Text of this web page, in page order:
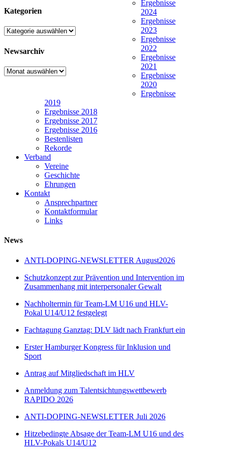
Kategorien
Kategorien
Newsarchiv
Newsarchiv
Ergebnisse
2024
Ergebnisse
2023
Ergebnisse
2022
Ergebnisse
2021
Ergebnisse
2020
Ergebnisse
2019
Ergebnisse 2018
Ergebnisse 2017
Ergebnisse 2016
Bestenlisten
Rekorde
Verband
Vereine
Geschichte
Ehrungen
Kontakt
Ansprechpartner
Kontaktformular
Links
News
ANTI-DOPING-NEWSLETTER August2026
Schutzkonzept zur Prävention und Intervention im
Zusammenhang mit interpersonaler Gewalt
Nachholtermin für Team-LM U16 und HLV-
Pokal U14/U12 festgelegt
Fachtagung Ganztag: DLV lädt nach Frankfurt ein
Erster Hamburger Kongress für Inklusion und
Sport
Antrag auf Mitgliedschaft im HLV
Anmeldung zum Talentsichtungswettbewerb
RAPIDO 2026
ANTI-DOPING-NEWSLETTER Juli 2026
Hitzebedingte Absage der Team-LM U16 und des
HLV-Pokals U14/U12